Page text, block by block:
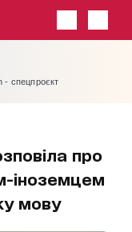
- спецпроєкт
про
іноземцем
мову